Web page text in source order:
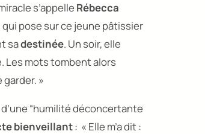
s’appelle Rébecca
pose sur ce jeune pâtissier
sadestinée. Un soir, elle
Les mots tombent alors
»
“humilité déconcertante
bienveillant: « Elle m’a dit :